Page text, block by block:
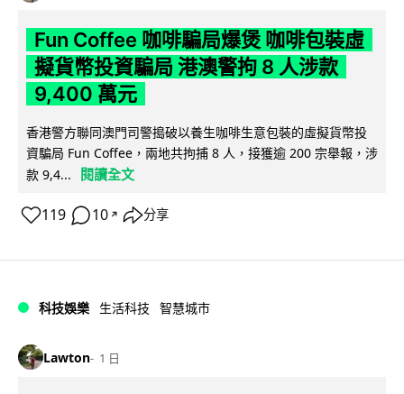
Fun Coffee 咖啡騙局爆煲 咖啡包裝虛
擬貨幣投資騙局 港澳警拘 8 人涉款
9,400 萬元
香港警方聯同澳門司警搗破以養生咖啡生意包裝的虛擬貨幣投
資騙局 Fun Coffee，兩地共拘捕 8 人，接獲逾 200 宗舉報，涉
款 9,4...
閱讀全文
119 10 ↗ 分享
科技娛樂 生活科技 智慧城市
Lawton 1 日